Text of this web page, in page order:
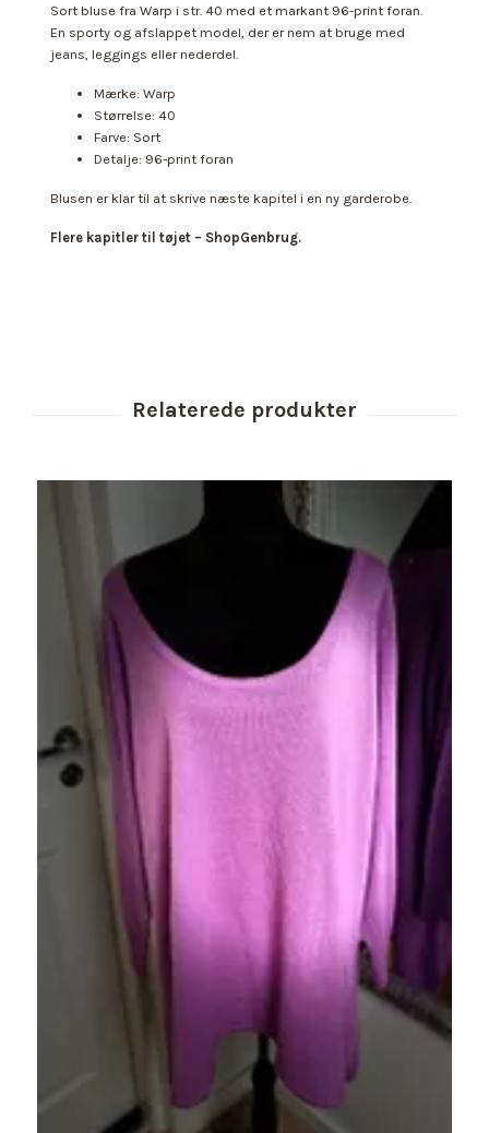
Sort bluse fra Warp i str. 40 med et markant 96-print foran.
En sporty og afslappet model, der er nem at bruge med
jeans, leggings eller nederdel.
Mærke: Warp
Størrelse: 40
Farve: Sort
Detalje: 96-print foran
Blusen er klar til at skrive næste kapitel i en ny garderobe.
Flere kapitler til tøjet – ShopGenbrug.